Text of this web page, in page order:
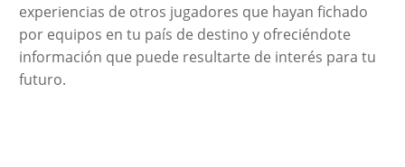
experiencias de otros jugadores que hayan fichado
por equipos en tu país de destino y ofreciéndote
información que puede resultarte de interés para tu
futuro.